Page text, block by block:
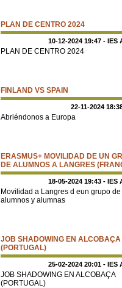
PLAN DE CENTRO 2024
10-12-2024 19:47 - IES
PLAN DE CENTRO 2024
FINLAND VS SPAIN
22-11-2024
Abriéndonos a Europa
ERASMUS+ MOVILIDAD DE UN
DE ALUMNOS A LANGRES
18-05-2024 19:43 - IES
Movilidad a Langres d eun grupo de
alumnos y alumnas
JOB SHADOWING EN ALCOBAÇA
(PORTUGAL)
25-02-2024 20:01 - IES
JOB SHADOWING EN ALCOBAÇA
(PORTUGAL)